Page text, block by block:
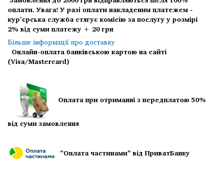
оплати.Увага! У разі оплати накладеним платежем -
кур'єрська служба стягує комісію за послугу у розмірі
2% від суми платежу + 20 грн
Більше інформації про доставку
Онлайн-оплата банківською картою на сайті
(Visa/Mastercard)
Оплата при отриманні з передплатою 50%
від суми замовлення
"Оплата частинами" від ПриватБанку